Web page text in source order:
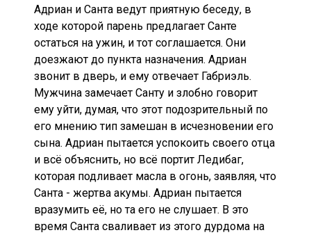
Адриан и Санта ведут приятную беседу, в
ходе которой парень предлагает Санте
остаться на ужин, и тот соглашается. Они
доезжают до пункта назначения. Адриан
звонит в дверь, и ему отвечает Габриэль.
Мужчина замечает Санту и злобно говорит
ему уйти, думая, что этот подозрительный по
его мнению тип замешан в исчезновении его
сына. Адриан пытается успокоить своего отца
и всё объяснить, но всё портит Ледибаг,
которая подливает масла в огонь, заявляя, что
Санта - жертва акумы. Адриан пытается
вразумить её, но та его не слушает. В это
время Санта сваливает из этого дурдома на